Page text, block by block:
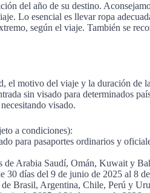
del año de su destino.
Lo esencial es llevar ropa
según el viaje. También se
el motivo del viaje y la duración de
sin visado para determinados
visado.
a condiciones):
para pasaportes ordinarios y
de Arabia Saudí, Omán, Kuwait y
30 días del 9 de junio de 2025 al 8
Brasil, Argentina, Chile, Perú y